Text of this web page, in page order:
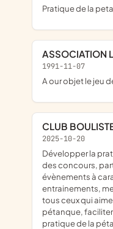
pratique de la
ASSOCIATION
1991-11-07
a our objet le jeu
CLUB
2025-10-20
développer la pratique de la pétanque et du jeu provençal, réaliser
des concours,
évènements à
entrainements,
tous ceux qui
pétanque,
pratique de la